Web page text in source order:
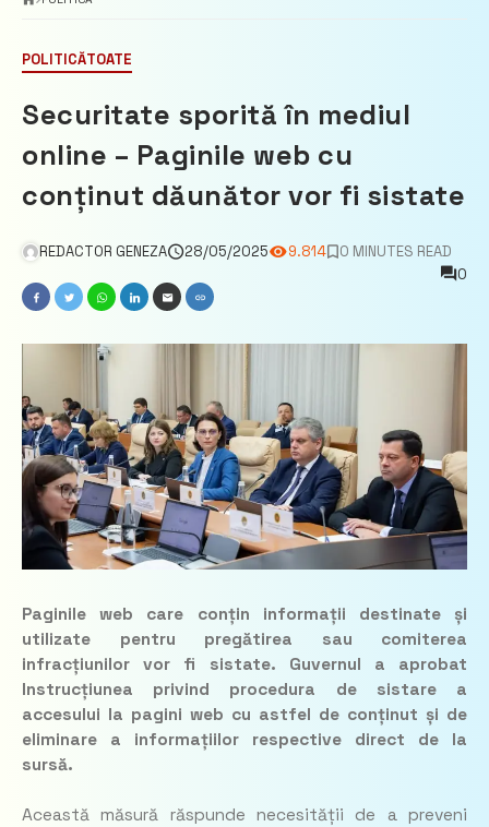
POLITICĂTOATE
Securitate sporită în mediul
online – Paginile web cu
conținut dăunător vor fi sistate
REDACTOR GENEZA 28/05/2025 9.814
0 MINUTES READ
0
Paginile web care conțin informații destinate și
utilizate pentru pregătirea sau comiterea
infracțiunilor vor fi sistate. Guvernul a aprobat
Instrucțiunea privind procedura de sistare a
accesului la pagini web cu astfel de conținut și de
eliminare a informațiilor respective direct de la
sursă.
Această măsură răspunde necesității de a preveni